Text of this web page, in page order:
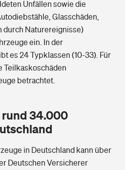
Unfällen sowie die
Glasschäden,
durch Naturereignisse)
ein. In der
es 24 Typklassen (10-33). Für
Teilkaskoschäden
betrachtet.
34.000
in Deutschland kann über
Deutschen Versicherer